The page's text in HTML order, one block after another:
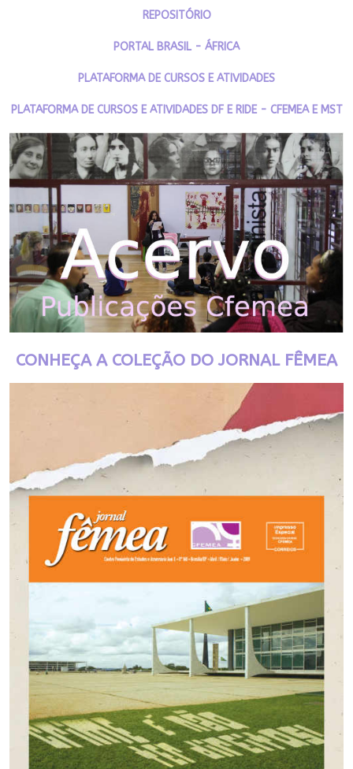
REPOSITÓRIO
PORTAL BRASIL - ÁFRICA
PLATAFORMA DE CURSOS E ATIVIDADES
PLATAFORMA DE CURSOS E ATIVIDADES DF E RIDE - CFEMEA E MST
CONHEÇA A COLEÇÃO DO JORNAL FÊMEA